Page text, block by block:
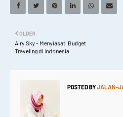
OLDER
Airy Sky - Menyiasati Budget
Traveling di Indonesia
POSTED BYJALAN-